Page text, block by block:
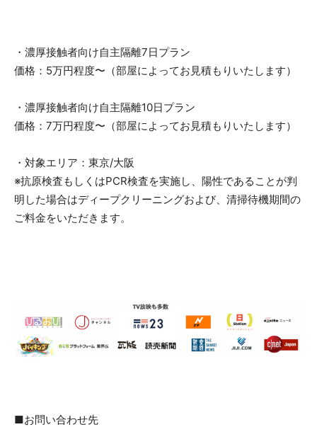
・濃厚接触者向け自主隔離7日プラン
価格：5万円程度〜（部屋によってお見積もりいたします）
・濃厚接触者向け自主隔離10日プラン
価格：7万円程度〜（部屋によってお見積もりいたします）
・対象エリア：東京/大阪
※抗原検査もしくはPCR検査を実施し、陽性であることが判
明した場合はディープクリーニングおよび、清掃待機期間の
ご料金をいただきます。
■お問い合わせ先